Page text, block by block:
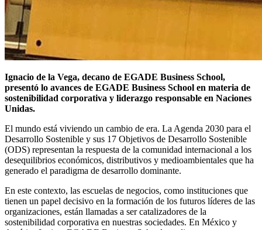
Ignacio de la Vega, decano de EGADE Business School,
presentó lo avances de EGADE Business School en materia de
sostenibilidad corporativa y liderazgo responsable en Naciones
Unidas.
El mundo está viviendo un cambio de era. La Agenda 2030 para el
Desarrollo Sostenible y sus 17 Objetivos de Desarrollo Sostenible
(ODS) representan la respuesta de la comunidad internacional a los
desequilibrios económicos, distributivos y medioambientales que ha
generado el paradigma de desarrollo dominante.
En este contexto, las escuelas de negocios, como instituciones que
tienen un papel decisivo en la formación de los futuros líderes de las
organizaciones, están llamadas a ser catalizadores de la
sostenibilidad corporativa en nuestras sociedades. En México y